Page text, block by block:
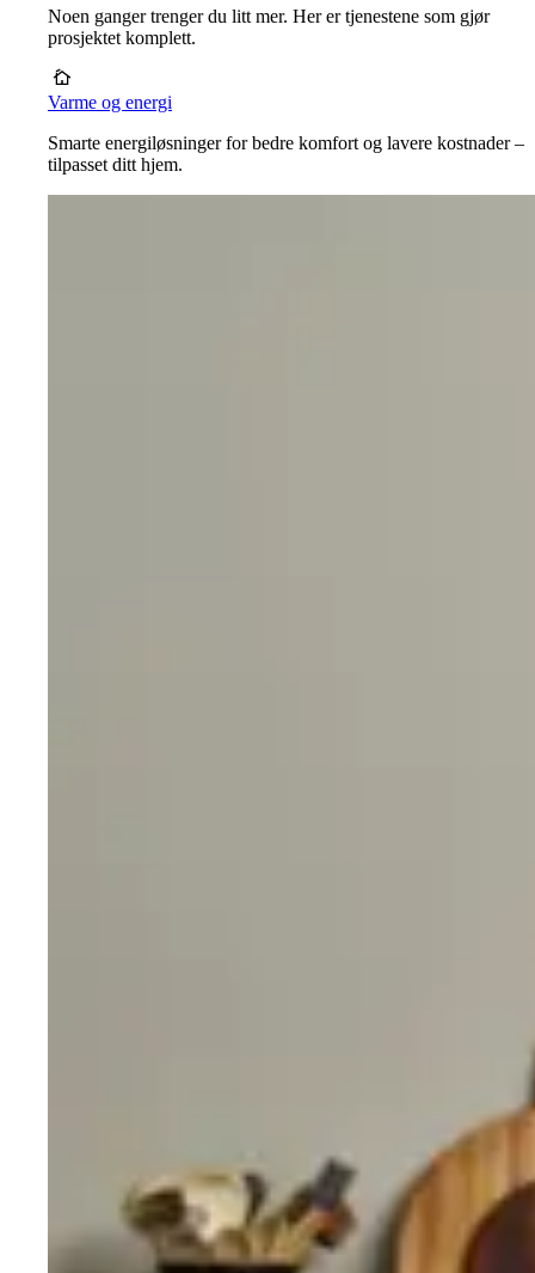
Noen ganger trenger du litt mer. Her er tjenestene som gjør
prosjektet komplett.
Varme og energi
Smarte energiløsninger for bedre komfort og lavere kostnader –
tilpasset ditt hjem.